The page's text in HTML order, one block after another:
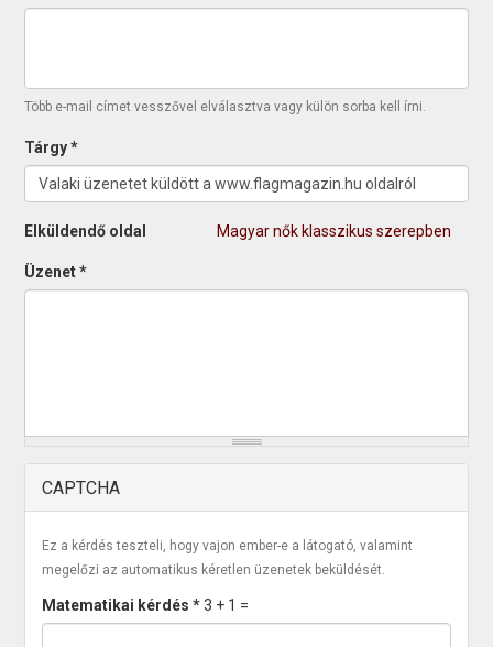
Több e-mail címet vesszővel elválasztva vagy külön sorba kell írni.
Tárgy*
Elküldendő oldal Magyar nők klasszikus szerepben
Üzenet*
CAPTCHA
Ez a kérdés teszteli, hogy vajon ember-e a látogató, valamint
megelőzi az automatikus kéretlen üzenetek beküldését.
Matematikai kérdés*3 + 1 =